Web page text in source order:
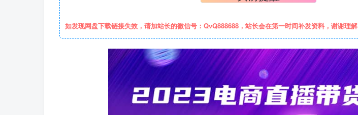
如发现网盘下载链接失效，请加站长的微信号：QvQ888688，站长会在第一时间补发资料，谢谢理解